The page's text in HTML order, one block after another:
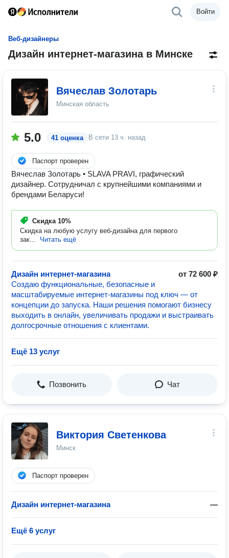
Войти
Веб-дизайнеры
Дизайн интернет-магазина в Минске
Вячеслав Золотарь
Минская область
5.0 41 оценка В сети 13 ч. назад
Паспорт проверен
Вячеслав Золотарь • SLAVA PRAVI, графический
дизайнер. Сотрудничал с крупнейшими компаниями и
брендами Беларуси!
Скидка 10%
Скидка на любую услугу веб-дизайна для первого
зак...
Читать ещё
Дизайн интернет-магазина
от 72 600 ₽
Создаю функциональные, безопасные и
масштабируемые интернет‑магазины под ключ — от
концепции до запуска. Наши решения помогают бизнесу
выходить в онлайн, увеличивать продажи и выстраивать
долгосрочные отношения с клиентами.
Ещё 13 услуг
Позвонить Чат
Виктория Светенкова
Минск
Паспорт проверен
Дизайн интернет-магазина —
Ещё 6 услуг